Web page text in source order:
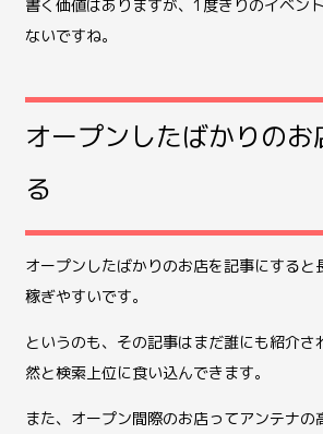
書く価値はありますが、1度きりのイベン
ないですね。
オープンしたばかりのお
る
オープンしたばかりのお店を記事にすると
稼ぎやすいです。
というのも、その記事はまだ誰にも紹介さ
然と検索上位に食い込んできます。
また、オープン間際のお店ってアンテナの